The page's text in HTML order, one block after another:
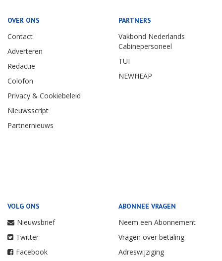
OVER ONS
Contact
Adverteren
Redactie
Colofon
Privacy & Cookiebeleid
Nieuwsscript
Partnernieuws
PARTNERS
Vakbond Nederlands
Cabinepersoneel
TUI
NEWHEAP
VOLG ONS
Nieuwsbrief
Twitter
Facebook
ABONNEE VRAGEN
Neem een Abonnement
Vragen over betaling
Adreswijziging